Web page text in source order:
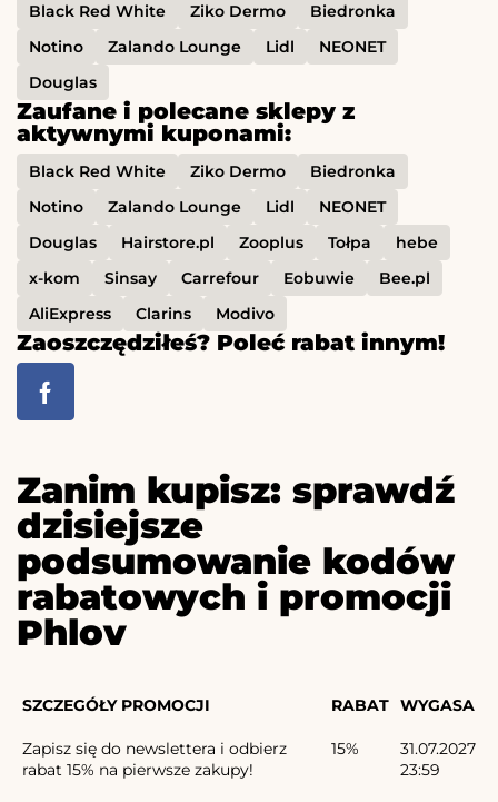
Black Red White Ziko Dermo
Biedronka
Notino
Zalando Lounge Lidl
NEONET
Douglas
Zaufane i polecane sklepy z
aktywnymi kuponami:
Black Red White Ziko Dermo
Biedronka
Notino
Zalando Lounge Lidl
NEONET
Douglas
Hairstore.pl Zooplus Tołpa
hebe
x-kom
Sinsay Carrefour Eobuwie
Bee.pl
AliExpress
Clarins Modivo
Zaoszczędziłeś? Poleć rabat innym!
Zanim kupisz: sprawdź
dzisiejsze
podsumowanie kodów
rabatowych i promocji
Phlov
SZCZEGÓŁY PROMOCJI RABAT WYGASA
Zapisz się do newslettera i odbierz
rabat 15% na pierwsze zakupy!
15%
31.07.2027
23:59